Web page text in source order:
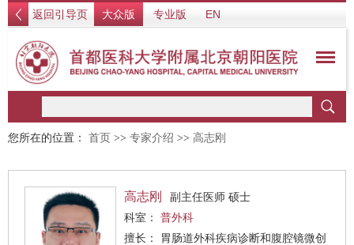
返回引导页 大众版 专业版 EN
您所在的位置： 首页 >> 专家介绍 >> 高志刚
高志刚
副主任医师 硕士
科室： 普外科
擅长： 胃肠道外科疾病诊断和腹腔镜微创